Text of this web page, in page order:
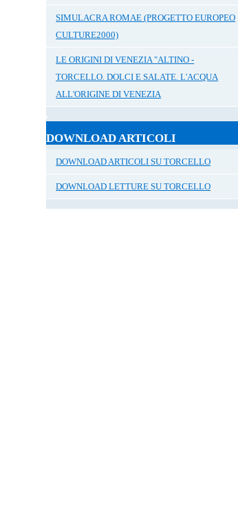
SIMULACRA ROMAE (PROGETTO EUROPEO
CULTURE2000)
LE ORIGINI DI VENEZIA "ALTINO -
TORCELLO. DOLCI E SALATE. L'ACQUA
ALL'ORIGINE DI VENEZIA
DOWNLOAD ARTICOLI
DOWNLOAD ARTICOLI SU TORCELLO
DOWNLOAD LETTURE SU TORCELLO